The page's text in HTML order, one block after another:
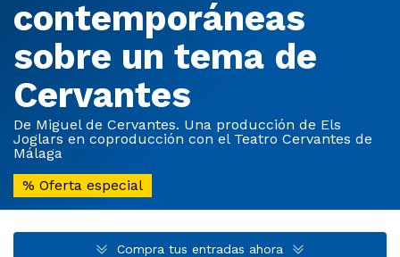
contemporáneas
sobre un tema de
Cervantes
De Miguel de Cervantes. Una producción de Els
Joglars en coproducción con el Teatro Cervantes de
Málaga
% Oferta especial
Compra tus entradas ahora